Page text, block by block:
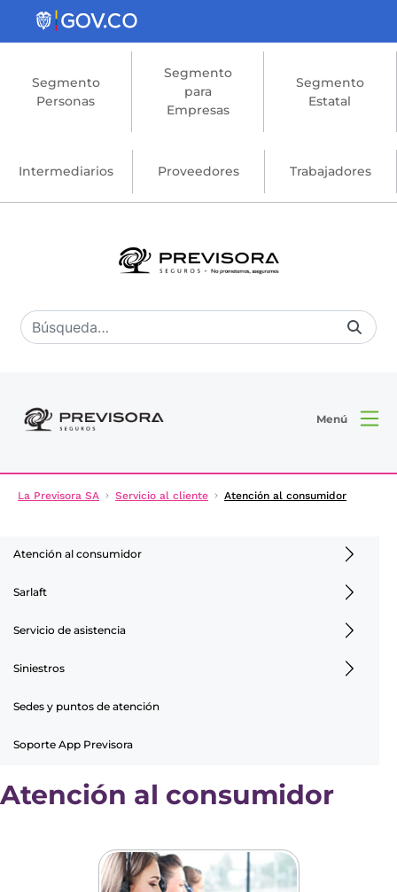
Saltar al contenido principal
Segmento
Personas
Segmento
para
Empresas
Segmento
Estatal
Intermediarios Proveedores Trabajadores
Menú
La Previsora SA Servicio al cliente Atención al consumidor
Atención al consumidor
Sarlaft
Servicio de asistencia
Siniestros
Sedes y puntos de atención
Soporte App Previsora
Atención al consumidor